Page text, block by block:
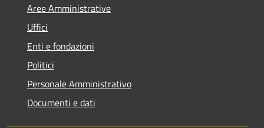
Aree Amministrative
Uffici
Enti e fondazioni
Politici
Personale Amministrativo
Documenti e dati